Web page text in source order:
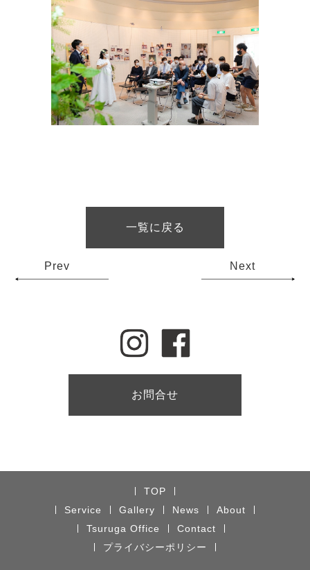
一覧に戻る
Prev Next
お問合せ
TOP
Service
Gallery News
About
Tsuruga Office
Contact
プライバシーポリシー